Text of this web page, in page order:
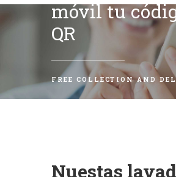
móvil tu
QR
FREE COLLECTION AND
Nuestas